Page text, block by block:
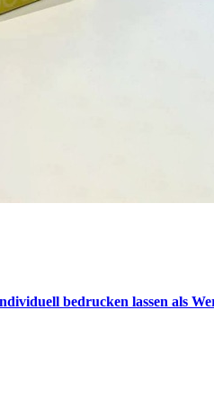
bedrucken lassen als